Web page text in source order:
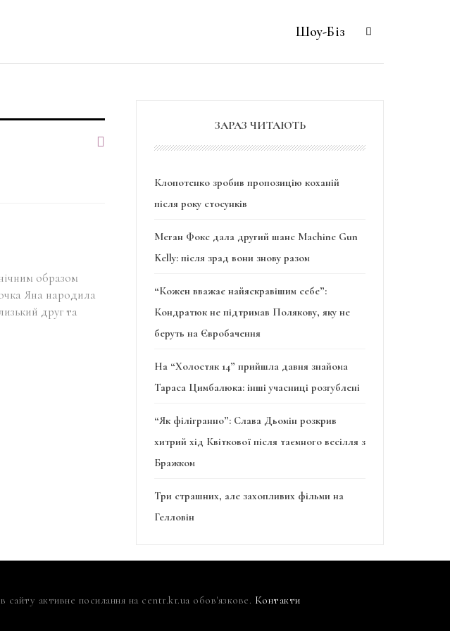
Шоу-Біз
образом
Яна народила
друг та
ЗАРАЗ ЧИТАЮТЬ
Клопотенко зробив пропозицію коханій
після року стосунків
Меган Фокс дала другий шанс Machine Gun
Kelly: після зрад вони знову разом
“Кожен вважає найяскравішим себе”:
Кондратюк не підтримав Полякову, яку не
беруть на Євробачення
На “Холостяк 14” прийшла давня знайома
Тараса Цимбалюка: інші учасниці розгублені
“Як філігранно”: Слава Дьомін розкрив
хитрий хід Квіткової після таємного весілля з
Бражком
Три страшних, але захопливих фільми на
Гелловін
активне посилання на centr.kr.ua обов'язкове. Контакти